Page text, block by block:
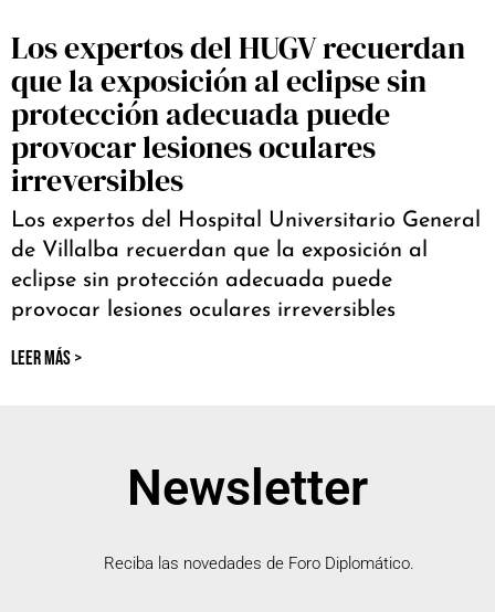
Los expertos del HUGV recuerdan
que la exposición al eclipse sin
protección adecuada puede
provocar lesiones oculares
irreversibles
Los expertos del Hospital Universitario General
de Villalba recuerdan que la exposición al
eclipse sin protección adecuada puede
provocar lesiones oculares irreversibles
LEER MÁS >
Newsletter
Reciba las novedades de Foro Diplomático.